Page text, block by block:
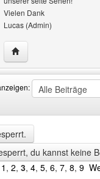
Vielen Dank
Lucas (Admin)
Website dieses
du kannst keine
1 , 2, 3, 4, 5, 6, 7, 8, 9